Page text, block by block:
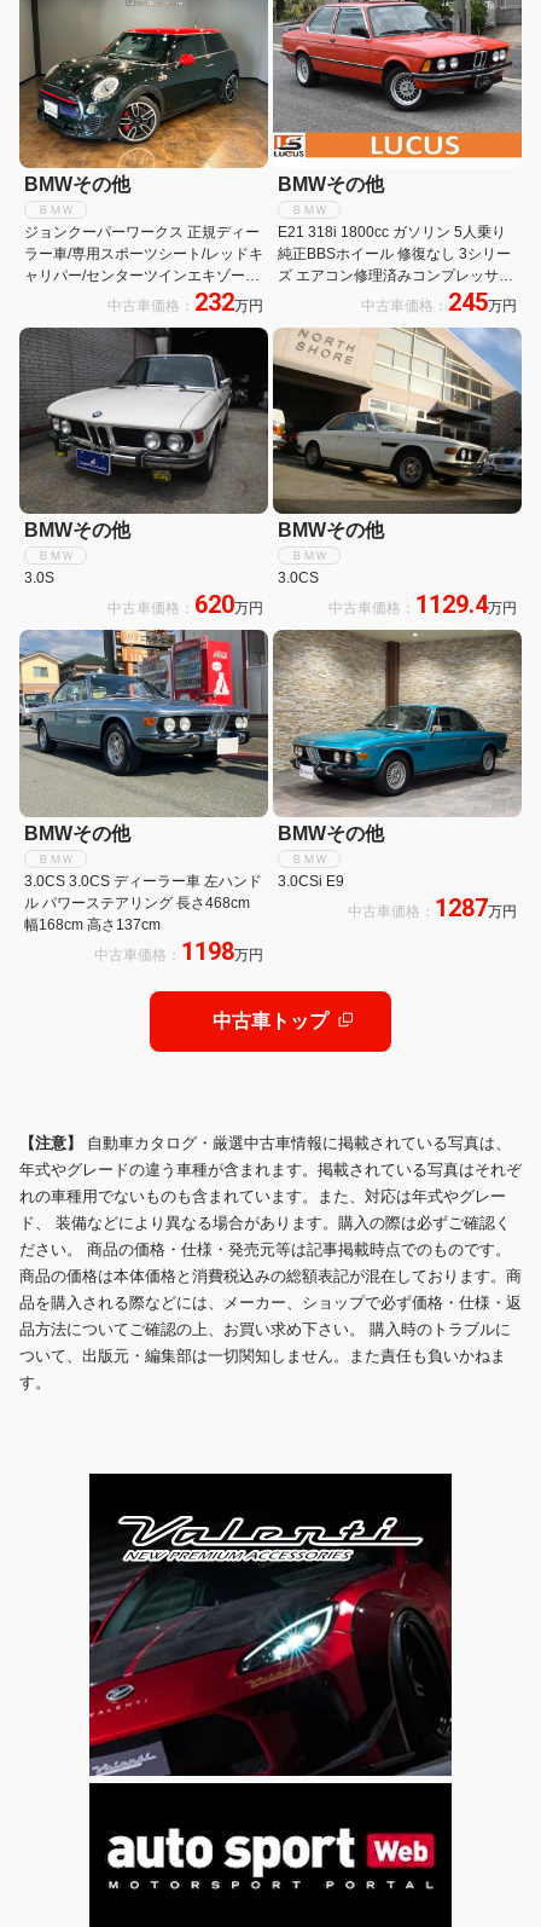
BMWその他
ＢＭＷ
ジョンクーパーワークス 正規ディー
ラー車/専用スポーツシート/レッドキ
ャリパー/センターツインエキゾース
ト/リアスポイラー/メーカーナビ/Bカ
中古車価格： 232万円
BMWその他
ＢＭＷ
E21 318i 1800cc ガソリン 5人乗り
純正BBSホイール 修復なし 3シリー
ズ エアコン修理済みコンプレッサー
新品 コンデンサー洗浄 パワーウィン
中古車価格： 245万円
BMWその他
ＢＭＷ
3.0S
中古車価格： 620万円
BMWその他
ＢＭＷ
3.0CS
中古車価格： 1129.4万円
BMWその他
ＢＭＷ
3.0CS 3.0CS ディーラー車 左ハンド
ル パワーステアリング 長さ468cm
幅168cm 高さ137cm
中古車価格： 1198万円
BMWその他
ＢＭＷ
3.0CSi E9
中古車価格： 1287万円
中古車トップ
【注意】 自動車カタログ・厳選中古車情報に掲載されている写真は、
年式やグレードの違う車種が含まれます。掲載されている写真はそれぞ
れの車種用でないものも含まれています。また、対応は年式やグレー
ド、 装備などにより異なる場合があります。購入の際は必ずご確認く
ださい。 商品の価格・仕様・発売元等は記事掲載時点でのものです。
商品の価格は本体価格と消費税込みの総額表記が混在しております。商
品を購入される際などには、メーカー、ショップで必ず価格・仕様・返
品方法についてご確認の上、お買い求め下さい。 購入時のトラブルに
ついて、出版元・編集部は一切関知しません。また責任も負いかねま
す。